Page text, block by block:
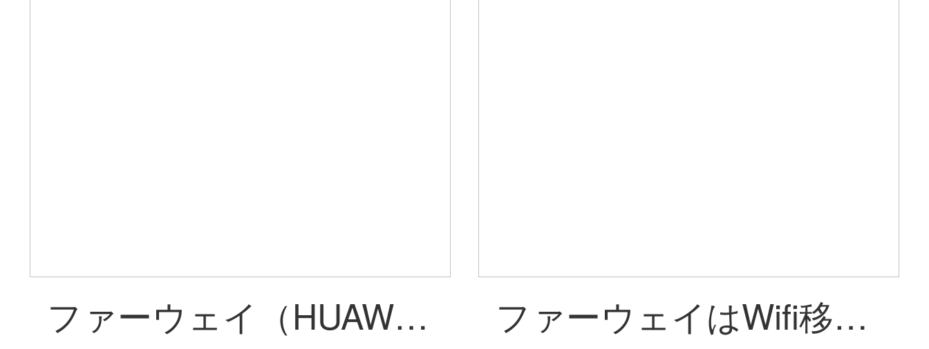
ファーウェイ（HUAWEI）は、携帯用ルータ3つのネットワーク4 G無線mifiルータの料金カードの無線LANカードWifiファーウェイ無線インターネット接続ファーウェイE 8372 USBソケットは、3つのネットワーク4 Gデバイス端末+カードをサポートします。 ファーウェイはWifi移動ルートを身につけています。全網通企業級CPE 4 G無線ルータB 316-855カードでインターネットを利用して無限流量の無線LANカード5 g B 311 As+1年コース丨月に1500 Gの高速流量を享受します。